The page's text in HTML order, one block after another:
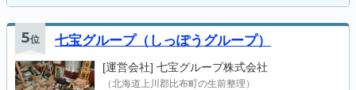
5位 七宝グループ（しっぽうグループ）
[運営会社] 七宝グループ株式会社
（北海道上川郡比布町の生前整理）